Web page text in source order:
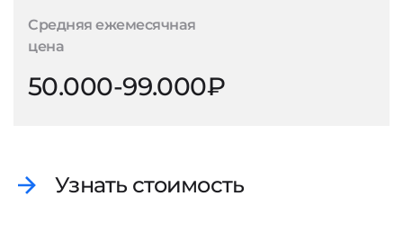
Средняя ежемесячная
цена
50.000-99.000₽
Узнать стоимость